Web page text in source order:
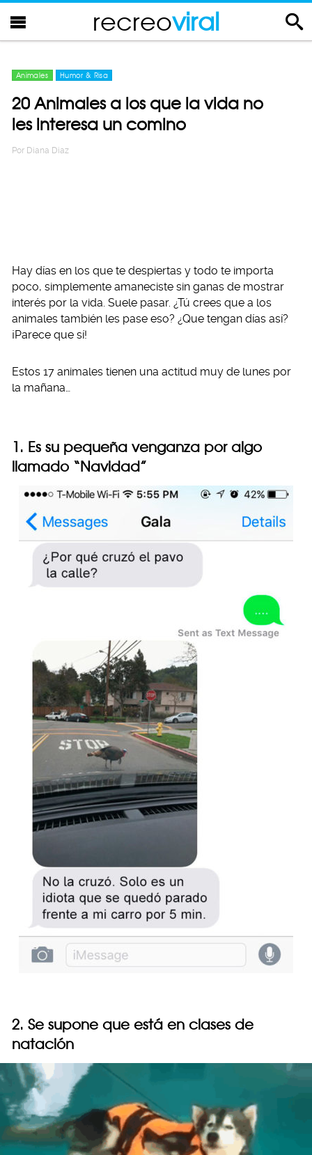
recreoviral
Animales Humor & Risa
20 Animales a los que la vida no
les interesa un comino
Por Diana Diaz
Hay días en los que te despiertas y todo te importa
poco, simplemente amaneciste sin ganas de mostrar
interés por la vida. Suele pasar. ¿Tú crees que a los
animales también les pase eso? ¿Que tengan días así?
¡Parece que sí!
Estos 17 animales tienen una actitud muy de lunes por
la mañana…
1. Es su pequeña venganza por algo
llamado “Navidad”
2. Se supone que está en clases de
natación